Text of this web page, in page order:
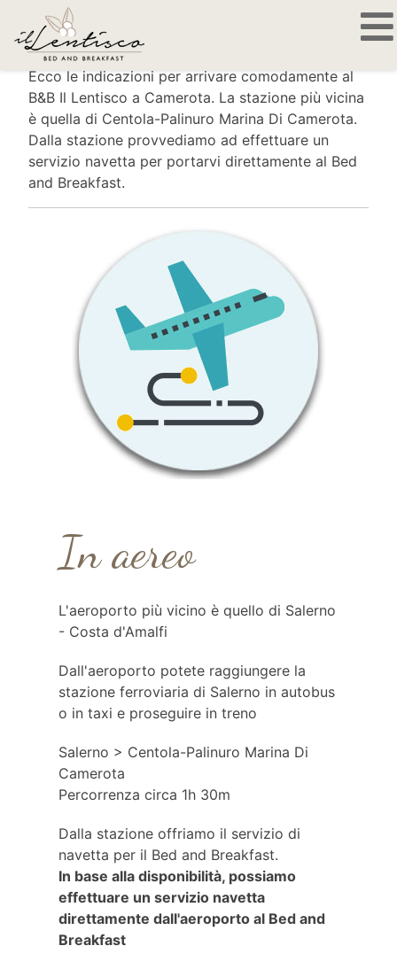
COME ARRIVARE
Ecco le indicazioni per arrivare comodamente al
B&B Il Lentisco a Camerota. La stazione più vicina
è quella di Centola-Palinuro Marina Di Camerota.
Dalla stazione provvediamo ad effettuare un
servizio navetta per portarvi direttamente al Bed
and Breakfast.
In aereo
L'aeroporto più vicino è quello di Salerno
- Costa d'Amalfi
Dall'aeroporto potete raggiungere la
stazione ferroviaria di Salerno in autobus
o in taxi e proseguire in treno
Salerno > Centola-Palinuro Marina Di
Camerota
Percorrenza circa 1h 30m
Dalla stazione offriamo il servizio di
navetta per il Bed and Breakfast.
In base alla disponibilità, possiamo
effettuare un servizio navetta
direttamente dall'aeroporto al Bed and
Breakfast